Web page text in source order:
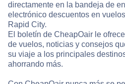
directamente en la bandeja de
electrónico descuentos en
Rapid City.
El boletín de CheapOair le
de vuelos, noticias y consejos
su viaje a los principales
ahorrando más.